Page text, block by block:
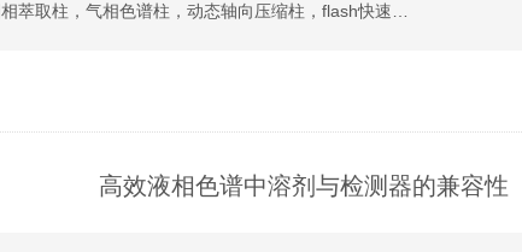
高效液相色谱中溶剂与检测器的兼容性